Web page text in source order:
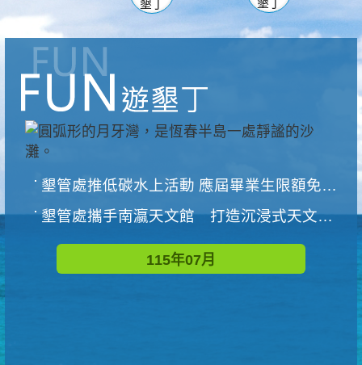
墾丁
墾丁
墾管處推低碳水上活動 應屆畢業生限額免費參加
墾管處攜手南瀛天文館 打造沉浸式天文探索營隊
115年07月